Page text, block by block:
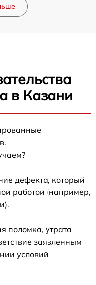
в Казани
дефекта, который
работой (например,
поломка, утрата
заявленным
условий